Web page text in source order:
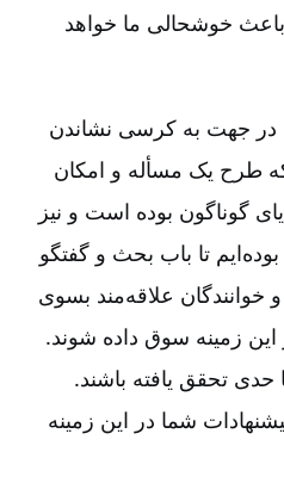
خوشحالی ما خواهد
در جهت به کرسی نشاندن
طرح یک مسأله و امکان
گوناگون بوده است و نیز
تا باب بحث و گفتگو
خوانندگان علاقه‌مند بسوی
زمینه سوق داده شوند.
حدی تحقق یافته باشند.
شما در این زمینه